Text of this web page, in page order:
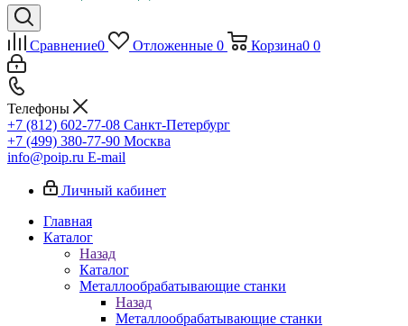
Сравнение0 Отложенные 0 Корзина0 0
Телефоны
+7 (812) 602-77-08 Санкт-Петербург
+7 (499) 380-77-90 Москва
info@poip.ru E-mail
Личный кабинет
Главная
Каталог
Назад
Каталог
Металлообрабатывающие станки
Назад
Металлообрабатывающие станки